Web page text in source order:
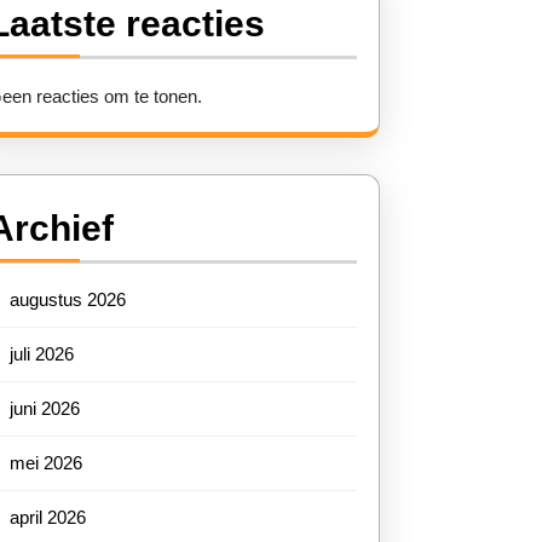
reacties
reacties om te tonen.
augustus 2026
juli 2026
juni 2026
mei 2026
april 2026